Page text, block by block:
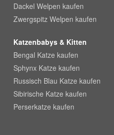
Dackel Welpen kaufen
Zwergspitz Welpen kaufen
Katzenbabys & Kitten
Bengal Katze kaufen
Sphynx Katze kaufen
Russisch Blau Katze kaufen
Sibirische Katze kaufen
Perserkatze kaufen